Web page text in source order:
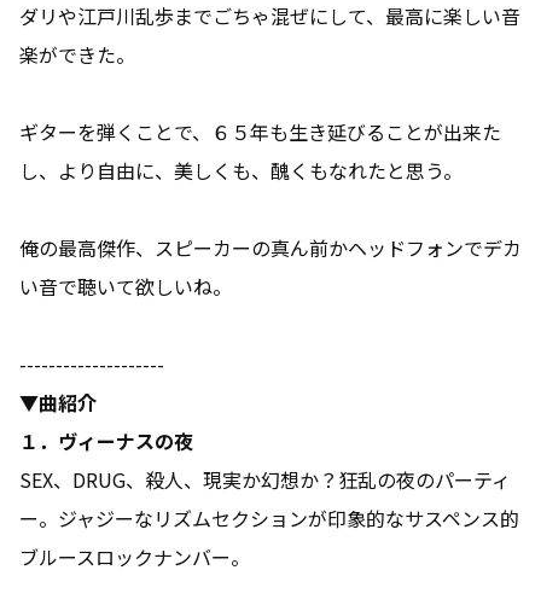
ダリや江戸川乱歩までごちゃ混ぜにして、最高に楽しい音
楽ができた。
ギターを弾くことで、６５年も生き延びることが出来た
し、より自由に、美しくも、醜くもなれたと思う。
俺の最高傑作、スピーカーの真ん前かヘッドフォンでデカ
い音で聴いて欲しいね。
--------------------
▼曲紹介
１．ヴィーナスの夜
SEX、 DRUG、殺人、現実か幻想か？狂乱の夜のパーティ
ー。ジャジーなリズムセクションが印象的なサスペンス的
ブルースロックナンバー。